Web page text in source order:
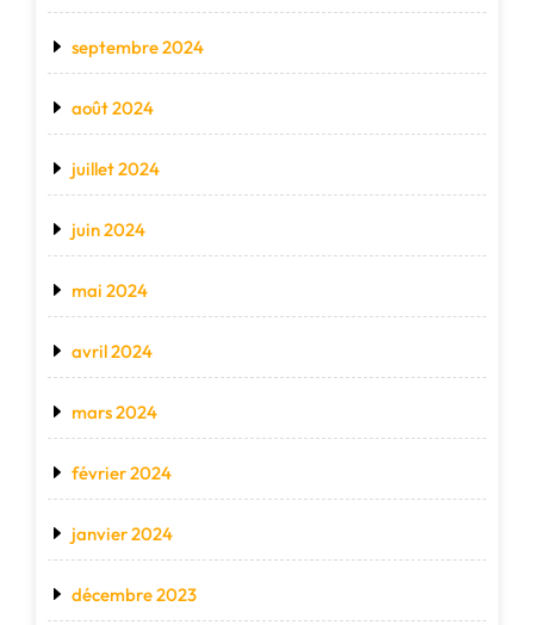
septembre 2024
août 2024
juillet 2024
juin 2024
mai 2024
avril 2024
mars 2024
février 2024
janvier 2024
décembre 2023